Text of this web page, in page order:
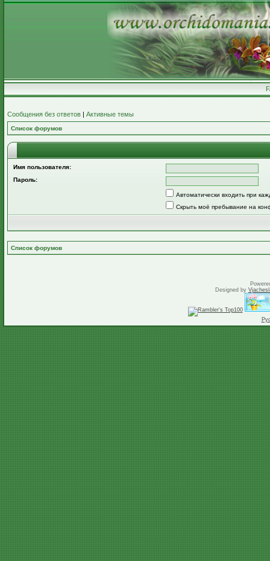
Сообщения без ответов | Активные темы
Список форумов
Имя пользователя:
Пароль:
Автоматически входить при
Скрыть моё пребывание на
Список форумов
Designed by